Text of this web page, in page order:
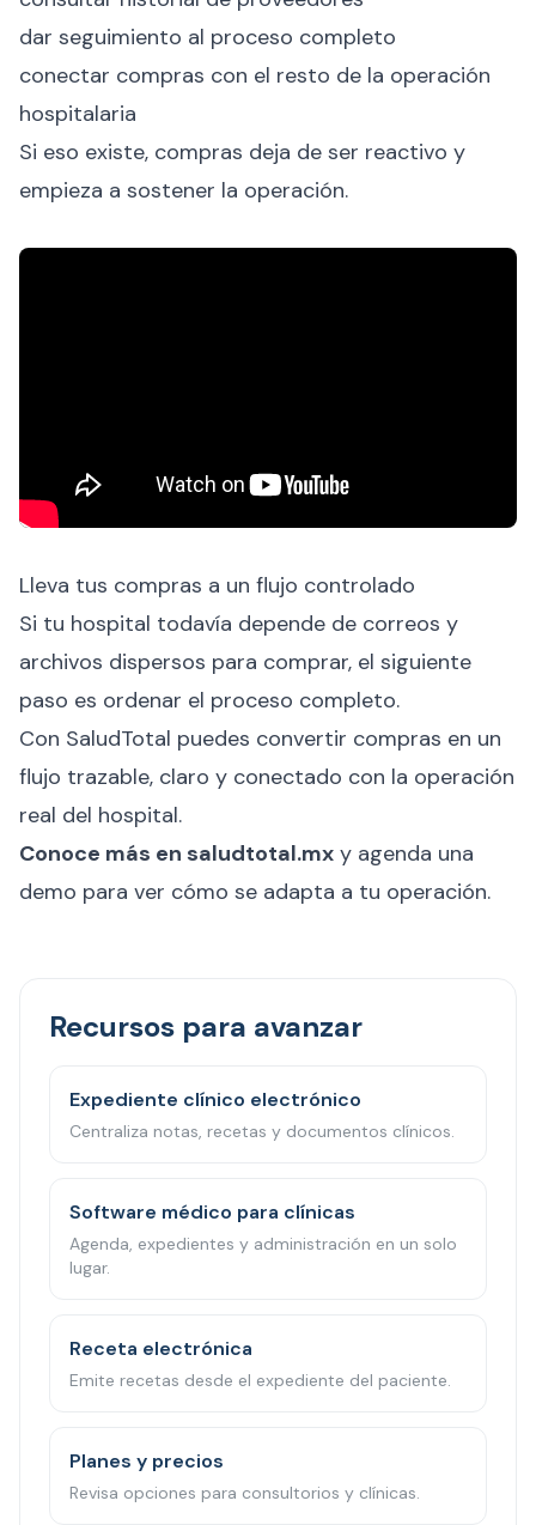
dar seguimiento al proceso completo
conectar compras con el resto de la operación
hospitalaria
Si eso existe, compras deja de ser reactivo y
empieza a sostener la operación.
Lleva tus compras a un flujo controlado
Si tu hospital todavía depende de correos y
archivos dispersos para comprar, el siguiente
paso es ordenar el proceso completo.
Con SaludTotal puedes convertir compras en un
flujo trazable, claro y conectado con la operación
real del hospital.
Conoce más en saludtotal.mx y agenda una
demo para ver cómo se adapta a tu operación.
Recursos para avanzar
Expediente clínico electrónico
Centraliza notas, recetas y documentos clínicos.
Software médico para clínicas
Agenda, expedientes y administración en un solo
lugar.
Receta electrónica
Emite recetas desde el expediente del paciente.
Planes y precios
Revisa opciones para consultorios y clínicas.